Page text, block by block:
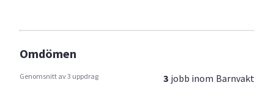
Omdömen
Genomsnitt av 3 uppdrag 3 jobb inom Barnvakt